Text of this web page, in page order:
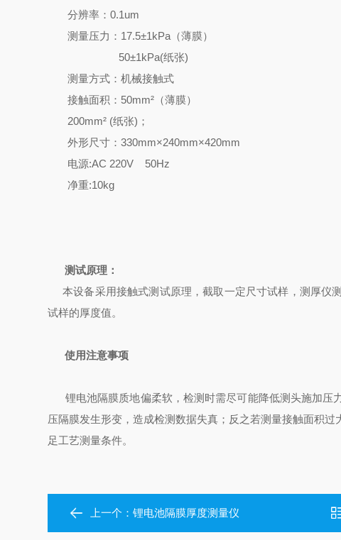
分辨率：0.1um
测量压力：17.5±1kPa（薄膜）
50±1kPa(纸张)
测量方式：机械接触式
接触面积：50mm²（薄膜）
200mm² (纸张)；
外形尺寸：330mm×240mm×420mm
电源:AC 220V 50Hz
净重:10kg
测试原理：
本设备采用接触式测试原理，截取一定尺寸试样，测厚仪
试样的厚度值。
使用注意事项
锂电池隔膜质地偏柔软，检测时需尽可能降低测头施加压
压隔膜发生形变，造成检测数据失真；反之若测量接触面积
足工艺测量条件。
上一个：锂电池隔膜厚度测量仪